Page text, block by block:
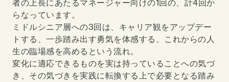
者の上長にあたるマネージャー向けの1回の、計4回か
らなっています。
ミドルシニア層への3回は、キャリア観をアップデー
トする、一歩踏み出す勇気を体感する、これからの人
生の臨場感を高めるという流れ。
変化に適応できるものを実は持っていることへの気づ
き、その気づきを実践に転換する上で必要となる踏み